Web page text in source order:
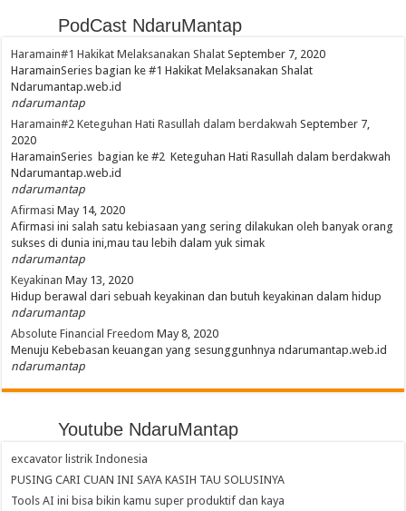
PodCast NdaruMantap
Haramain#1 Hakikat Melaksanakan Shalat September 7, 2020
HaramainSeries bagian ke #1 Hakikat Melaksanakan Shalat
Ndarumantap.web.id
ndarumantap
Haramain#2 Keteguhan Hati Rasullah dalam berdakwah September 7,
2020
HaramainSeries bagian ke #2 Keteguhan Hati Rasullah dalam berdakwah
Ndarumantap.web.id
ndarumantap
Afirmasi May 14, 2020
Afirmasi ini salah satu kebiasaan yang sering dilakukan oleh banyak orang
sukses di dunia ini,mau tau lebih dalam yuk simak
ndarumantap
Keyakinan May 13, 2020
Hidup berawal dari sebuah keyakinan dan butuh keyakinan dalam hidup
ndarumantap
Absolute Financial Freedom May 8, 2020
Menuju Kebebasan keuangan yang sesunggunhnya ndarumantap.web.id
ndarumantap
Youtube NdaruMantap
excavator listrik Indonesia
PUSING CARI CUAN INI SAYA KASIH TAU SOLUSINYA
Tools AI ini bisa bikin kamu super produktif dan kaya